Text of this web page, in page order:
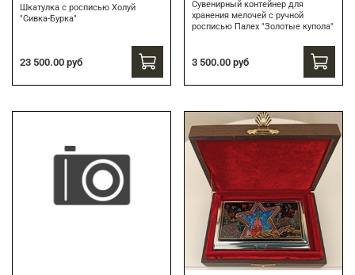
Шкатулка с росписью Холуй
"Сивка-Бурка"
23 500.00 руб
Сувенирный контейнер для
хранения мелочей с ручной
росписью Палех "Золотые купола"
3 500.00 руб